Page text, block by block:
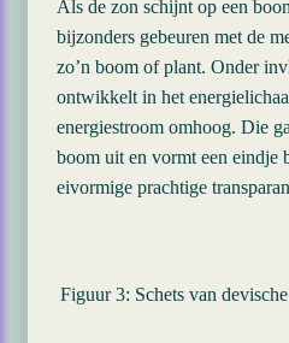
Als de zon schijnt op een
bijzonders gebeuren met de
zo’n boom of plant. Onder
ontwikkelt in het
energiestroom omhoog. Die
boom uit en vormt een eindje
eivormige prachtige
Figuur 3: Schets van